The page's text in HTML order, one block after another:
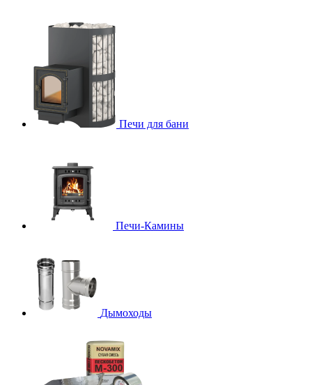
Печи для бани
Печи-Камины
Дымоходы